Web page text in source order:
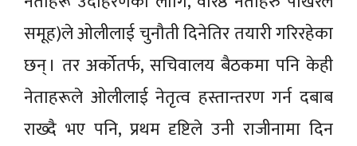
समूह)ले ओलीलाई चुनौती दिनेतिर तयारी गरिरहेका
छन् । तर अर्कोतर्फ, सचिवालय बैठकमा पनि केही
नेताहरूले ओलीलाई नेतृत्व हस्तान्तरण गर्न दबाब
राख्दै भए पनि, प्रथम दृष्टिले उनी राजीनामा दिन